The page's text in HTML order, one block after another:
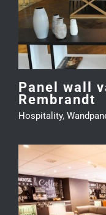
Panel wall
Rembrandt
Hospitality,